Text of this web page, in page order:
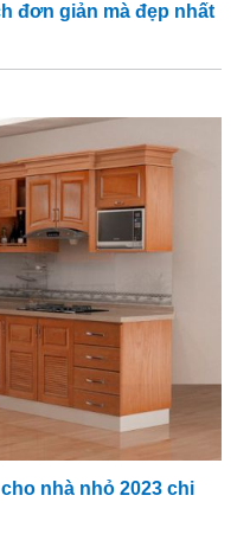
đơn giản mà đẹp nhất
nhà nhỏ 2023 chi